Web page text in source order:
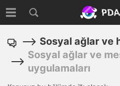
Sosyal ağlar ve
Sosyal ağlar ve
uygulamaları